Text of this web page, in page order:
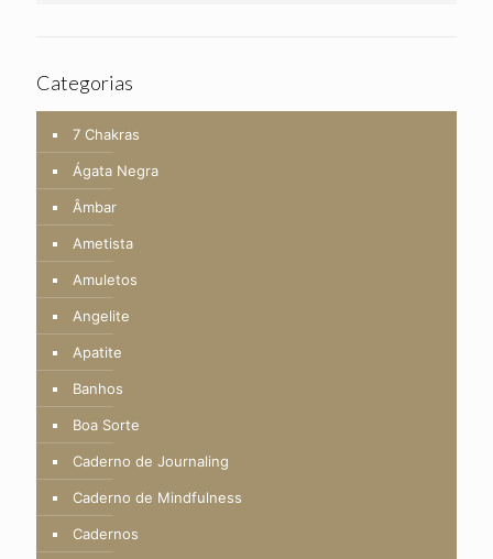
Categorias
7 Chakras
Ágata Negra
Âmbar
Ametista
Amuletos
Angelite
Apatite
Banhos
Boa Sorte
Caderno de Journaling
Caderno de Mindfulness
Cadernos